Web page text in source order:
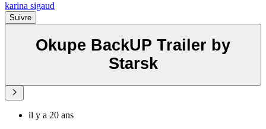
karina sigaud
Suivre
Okupe BackUP Trailer by
Starsk
il y a 20 ans